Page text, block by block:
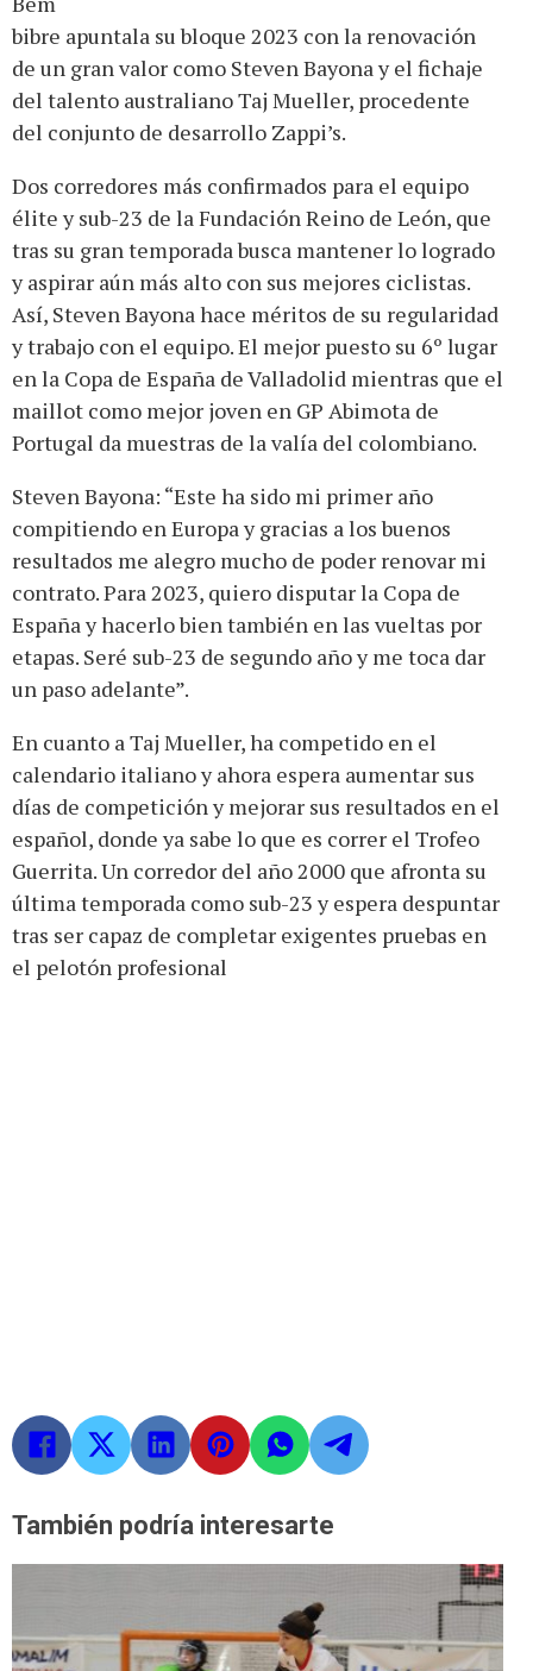
bibre apuntala su bloque 2023 con la renovación
de un gran valor como Steven Bayona y el fichaje
del talento australiano Taj Mueller, procedente
del conjunto de desarrollo Zappi’s.
Dos corredores más confirmados para el equipo
élite y sub-23 de la Fundación Reino de León, que
tras su gran temporada busca mantener lo logrado
y aspirar aún más alto con sus mejores ciclistas.
Así, Steven Bayona hace méritos de su regularidad
y trabajo con el equipo. El mejor puesto su 6º lugar
en la Copa de España de Valladolid mientras que el
maillot como mejor joven en GP Abimota de
Portugal da muestras de la valía del colombiano.
Steven Bayona: “Este ha sido mi primer año
compitiendo en Europa y gracias a los buenos
resultados me alegro mucho de poder renovar mi
contrato. Para 2023, quiero disputar la Copa de
España y hacerlo bien también en las vueltas por
etapas. Seré sub-23 de segundo año y me toca dar
un paso adelante”.
En cuanto a Taj Mueller, ha competido en el
calendario italiano y ahora espera aumentar sus
días de competición y mejorar sus resultados en el
español, donde ya sabe lo que es correr el Trofeo
Guerrita. Un corredor del año 2000 que afronta su
última temporada como sub-23 y espera despuntar
tras ser capaz de completar exigentes pruebas en
el pelotón profesional
También podría interesarte